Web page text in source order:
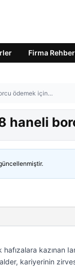
Firma
ödemek için…
8 haneli
kazınan
kariyerinin